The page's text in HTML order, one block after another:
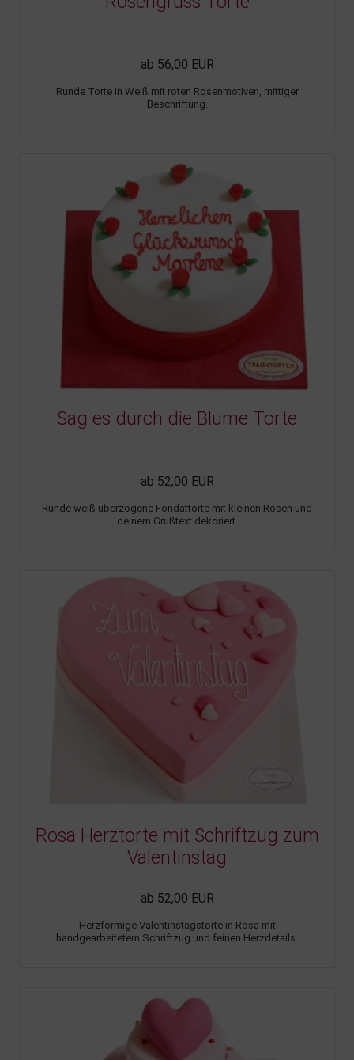
ab 56,00 EUR
Runde Torte in Weiß mit roten Rosenmotiven, mittiger
Beschriftung.
Sag es durch die Blume Torte
ab 52,00 EUR
Runde weiß überzogene Fondattorte mit kleinen Rosen und
deinem Grußtext dekoriert.
Rosa Herztorte mit Schriftzug zum
Valentinstag
ab 52,00 EUR
Herzförmige Valentinstagstorte in Rosa mit
handgearbeitetem Schriftzug und feinen Herzdetails.